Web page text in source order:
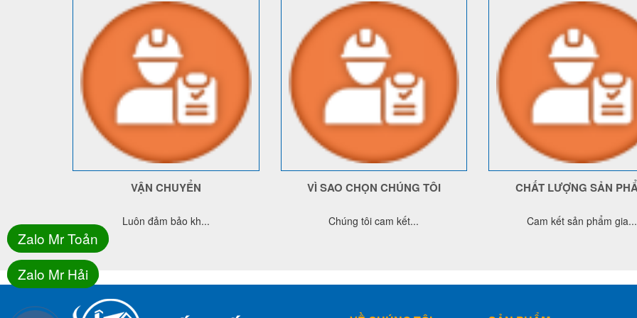
VẬN CHUYỂN
Luôn đảm bảo kh...
VÌ SAO CHỌN CHÚNG TÔI
Chúng tôi cam kết...
CHẤT LƯỢNG SẢN
Cam kết sản phẩm gia...
Zalo Mr Hải
Zalo Mr Toản